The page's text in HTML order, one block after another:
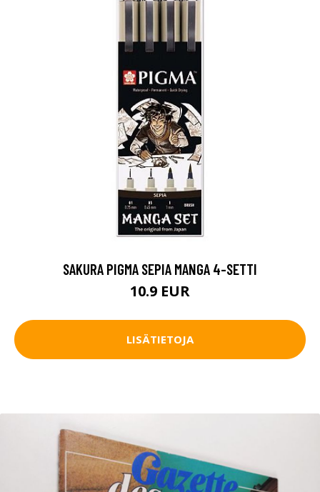
SAKURA PIGMA SEPIA MANGA 4-SETTI
10.9 EUR
LISÄTIETOJA